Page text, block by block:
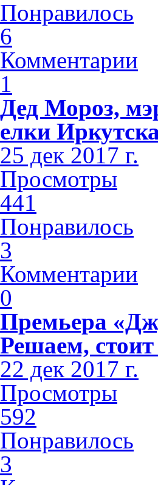
Понравилось
6
Комментарии
1
Дед Мороз,
елки
25 дек 2017 г.
Просмотры
441
Понравилось
3
Комментарии
0
Премьера
Решаем,
22 дек 2017 г.
Просмотры
592
Понравилось
3